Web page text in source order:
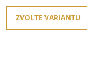
ZVOLTE VARIANTU